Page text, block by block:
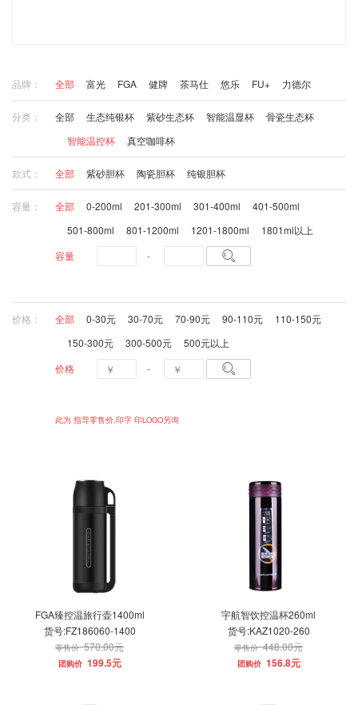
品牌： 全部 富光 FGA 健牌 茶马仕 悠乐 FU+ 力德尔
分类： 全部 生态纯银杯 紫砂生态杯 智能温显杯
骨瓷生态杯
智能温控杯
真空咖啡杯
款式： 全部 紫砂胆杯 陶瓷胆杯 纯银胆杯
容量： 全部 0-200ml 201-300ml 301-400ml
401-500ml
501-800ml
801-1200ml 1201-1800ml
1801ml以上
容量
- 
价格： 全部 0-30元 30-70元 70-90元 90-110元
110-150元
150-300元
300-500元
500元以上
价格
- 
此为 指导零售价,印字 印LOGO另询
FGA臻控温旅行壶1400ml
货号:FZ186060-1400
零售价570.00元
团购价199.5元
宇航智饮控温杯260ml
货号:KAZ1020-260
零售价448.00元
团购价156.8元